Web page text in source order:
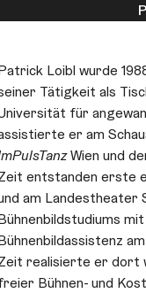
Loibl wurde
Tätigkeit als
für
er am
Wien und
entstanden erste
am Landestheater
realisierte er dort
Bühnen- und